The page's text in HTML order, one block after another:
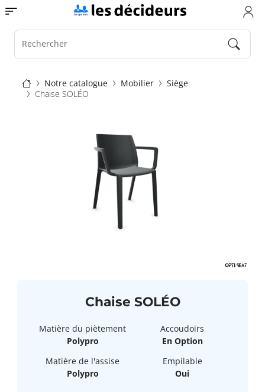
Aller
au
contenu
principal
Toggle navigation
Rechercher
Fil
d'Ariane
Notre catalogue Mobilier
Siège
Chaise SOLÉO
Chaise SOLÉO
Matière du piètement
Polypro
Accoudoirs
En Option
Matière de l'assise
Polypro
Empilable
Oui